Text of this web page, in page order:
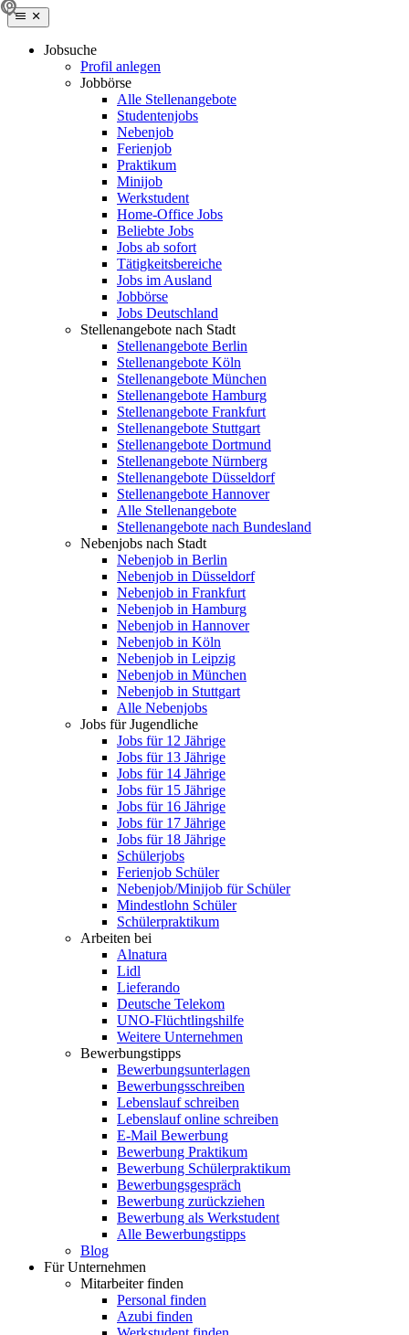
Jobsuche
Profil anlegen
Jobbörse
Alle Stellenangebote
Studentenjobs
Nebenjob
Ferienjob
Praktikum
Minijob
Werkstudent
Home-Office Jobs
Beliebte Jobs
Jobs ab sofort
Tätigkeitsbereiche
Jobs im Ausland
Jobbörse
Jobs Deutschland
Stellenangebote nach Stadt
Stellenangebote Berlin
Stellenangebote Köln
Stellenangebote München
Stellenangebote Hamburg
Stellenangebote Frankfurt
Stellenangebote Stuttgart
Stellenangebote Dortmund
Stellenangebote Nürnberg
Stellenangebote Düsseldorf
Stellenangebote Hannover
Alle Stellenangebote
Stellenangebote nach Bundesland
Nebenjobs nach Stadt
Nebenjob in Berlin
Nebenjob in Düsseldorf
Nebenjob in Frankfurt
Nebenjob in Hamburg
Nebenjob in Hannover
Nebenjob in Köln
Nebenjob in Leipzig
Nebenjob in München
Nebenjob in Stuttgart
Alle Nebenjobs
Jobs für Jugendliche
Jobs für 12 Jährige
Jobs für 13 Jährige
Jobs für 14 Jährige
Jobs für 15 Jährige
Jobs für 16 Jährige
Jobs für 17 Jährige
Jobs für 18 Jährige
Schülerjobs
Ferienjob Schüler
Nebenjob/Minijob für Schüler
Mindestlohn Schüler
Schülerpraktikum
Arbeiten bei
Alnatura
Lidl
Lieferando
Deutsche Telekom
UNO-Flüchtlingshilfe
Weitere Unternehmen
Bewerbungstipps
Bewerbungsunterlagen
Bewerbungsschreiben
Lebenslauf schreiben
Lebenslauf online schreiben
E-Mail Bewerbung
Bewerbung Praktikum
Bewerbung Schülerpraktikum
Bewerbungsgespräch
Bewerbung zurückziehen
Bewerbung als Werkstudent
Alle Bewerbungstipps
Blog
Für Unternehmen
Mitarbeiter finden
Personal finden
Azubi finden